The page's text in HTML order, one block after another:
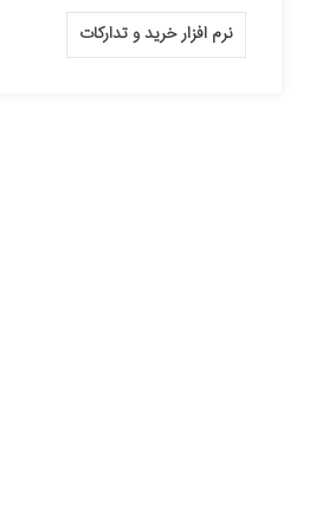
نرم افزار خرید و تدارکات